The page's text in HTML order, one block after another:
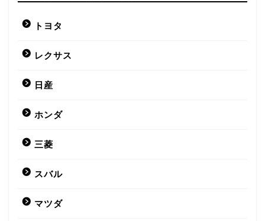
トヨタ
レクサス
日産
ホンダ
三菱
スバル
マツダ